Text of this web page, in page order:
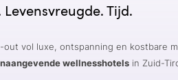
Tijd.
vol luxe, ontspanning en kostbare
wellnesshotels in Zuid-